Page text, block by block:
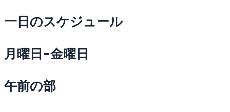
一日のスケジュール
月曜日-金曜日
午前の部